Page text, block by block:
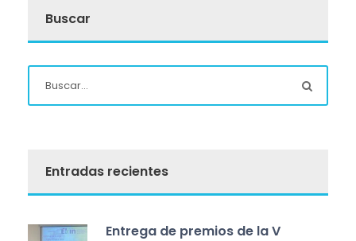
Buscar
Entradas recientes
Entrega de premios de la V